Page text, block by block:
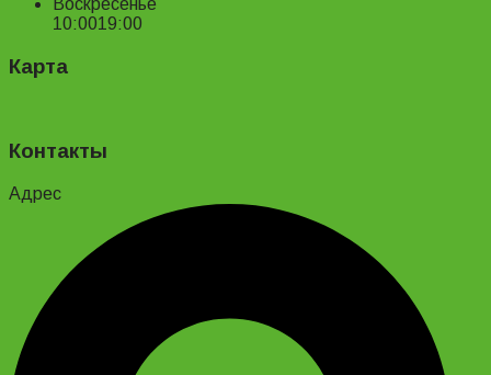
10:0019:00
Карта
Контакты
Адрес